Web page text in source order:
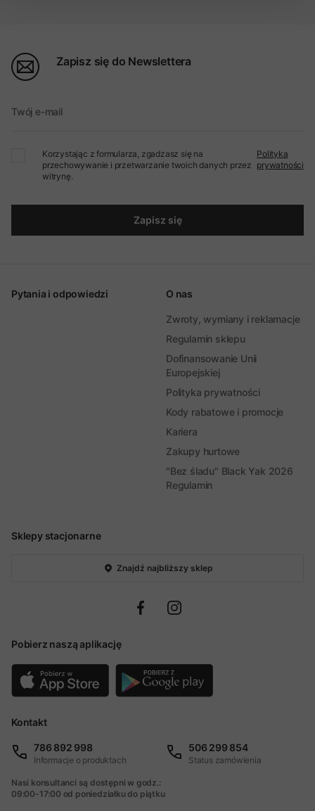
Zapisz się do Newslettera
Twój e-mail
Korzystając z formularza, zgadzasz się na
przechowywanie i przetwarzanie twoich danych przez
witrynę.
Polityka
prywatności
Zapisz się
Sklepy stacjonarne
Znajdź najbliższy sklep
Pobierz naszą aplikację
Pytania i odpowiedzi O nas
Zwroty, wymiany i reklamacje
Regulamin sklepu
Dofinansowanie Unii
Europejskiej
Polityka prywatności
Kody rabatowe i promocje
Kariera
Zakupy hurtowe
"Bez śladu" Black Yak 2026
Regulamin
Kontakt
786 892 998
Informacje o produktach
506 299 854
Status zamówienia
Nasi konsultanci są dostępni w godz.:
09:00-17:00 od poniedziałku do piątku